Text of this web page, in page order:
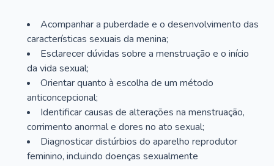
Acompanhar a puberdade e o desenvolvimento das
características sexuais da menina;
Esclarecer dúvidas sobre a menstruação e o início
da vida sexual;
Orientar quanto à escolha de um método
anticoncepcional;
Identificar causas de alterações na menstruação,
corrimento anormal e dores no ato sexual;
Diagnosticar distúrbios do aparelho reprodutor
feminino, incluindo doenças sexualmente